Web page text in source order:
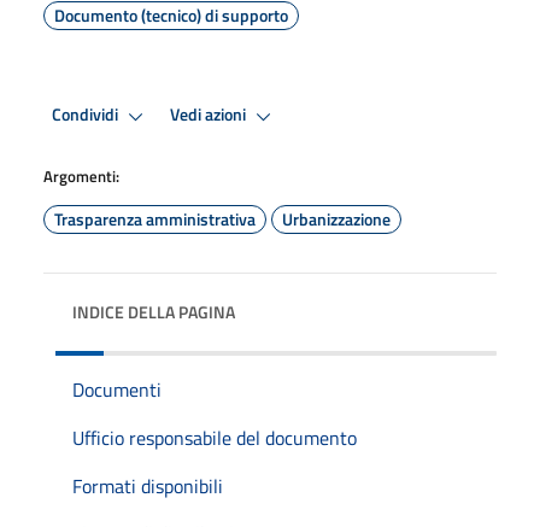
Documento (tecnico) di supporto
Condividi Vedi azioni
Argomenti:
Trasparenza amministrativa Urbanizzazione
INDICE DELLA PAGINA
Documenti
Ufficio responsabile del documento
Formati disponibili